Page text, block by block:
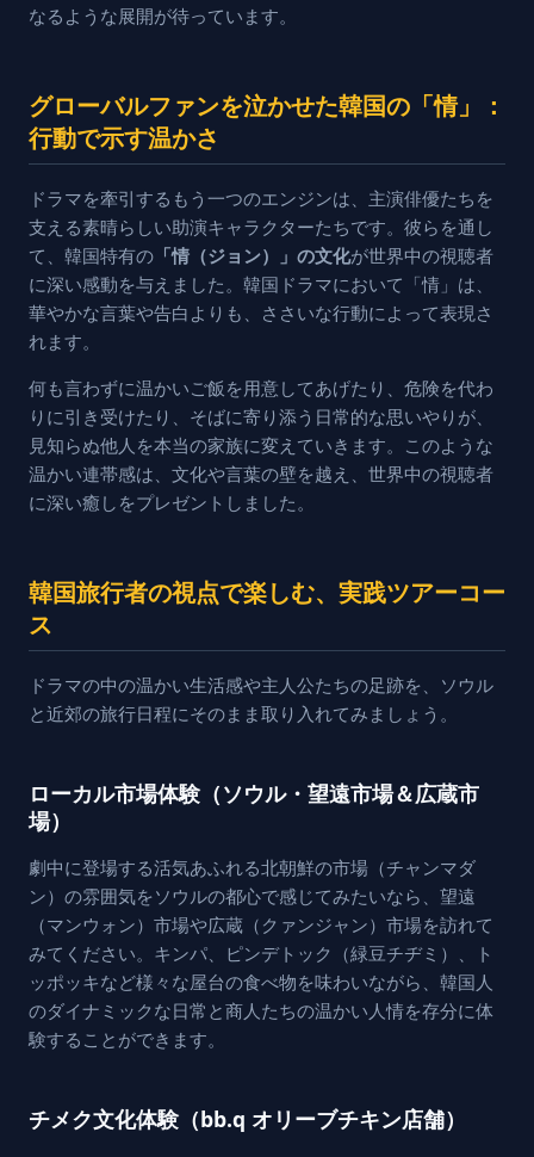
なるような展開が待っています。
グローバルファンを泣かせた韓国の「情」：
行動で示す温かさ
ドラマを牽引するもう一つのエンジンは、主演俳優たちを
支える素晴らしい助演キャラクターたちです。彼らを通し
て、韓国特有の 「情（ジョン）」の文化が世界中の視聴者
に深い感動を与えました。韓国ドラマにおいて「情」は、
華やかな言葉や告白よりも、ささいな行動によって表現さ
れます。
何も言わずに温かいご飯を用意してあげたり、危険を代わ
りに引き受けたり、そばに寄り添う日常的な思いやりが、
見知らぬ他人を本当の家族に変えていきます。このような
温かい連帯感は、文化や言葉の壁を越え、世界中の視聴者
に深い癒しをプレゼントしました。
韓国旅行者の視点で楽しむ、実践ツアーコー
ス
ドラマの中の温かい生活感や主人公たちの足跡を、ソウル
と近郊の旅行日程にそのまま取り入れてみましょう。
ローカル市場体験（ソウル・望遠市場＆広蔵市
場）
劇中に登場する活気あふれる北朝鮮の市場（チャンマダ
ン）の雰囲気をソウルの都心で感じてみたいなら、望遠
（マンウォン）市場や広蔵（クァンジャン）市場を訪れて
みてください。キンパ、ピンデトック（緑豆チヂミ）、ト
ッポッキなど様々な屋台の食べ物を味わいながら、韓国人
のダイナミックな日常と商人たちの温かい人情を存分に体
験することができます。
チメク文化体験（bb.q オリーブチキン店舗）